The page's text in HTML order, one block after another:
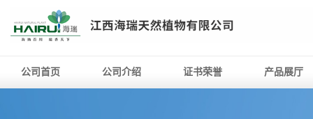
公司首页 公司介绍 证书荣誉 产品展厅